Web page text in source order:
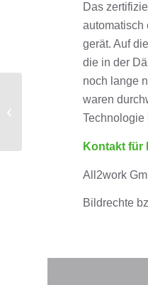
Das
automatisch
gerät. Auf
die in der
noch lange
waren
Technologie
Kontakt für
All2work
Bildrechte
Innovative Produkte
aus Cham in Berlin